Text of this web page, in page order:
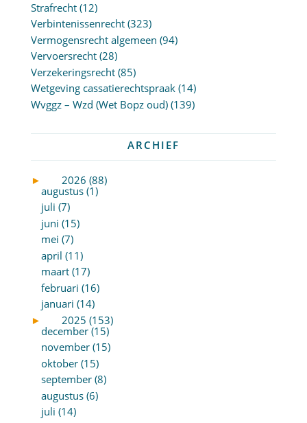
Strafrecht(12)
Verbintenissenrecht(323)
Vermogensrecht algemeen (94)
Vervoersrecht(28)
Verzekeringsrecht(85)
Wetgeving cassatierechtspraak(14)
Wvggz – Wzd (Wet Bopz oud)(139)
ARCHIEF
►
2026 (88)
augustus (1)
juli (7)
juni (15)
mei (7)
april (11)
maart (17)
februari (16)
januari (14)
►
2025 (153)
december (15)
november (15)
oktober (15)
september (8)
augustus (6)
juli (14)